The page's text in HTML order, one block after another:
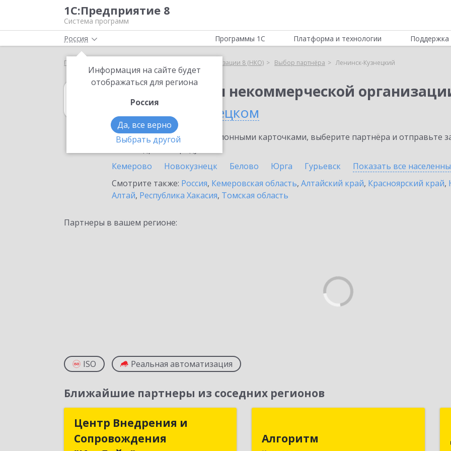
1С:Предприятие 8
Система программ
Россия
Информация на сайте будет
отображаться для региона
Россия
Да, все верно
Выбрать другой
Программы 1С Платформа и технологии Поддержка
Главная 1С:Бухгалтерия некоммерческой организации 8 (НКО) Выбор партнёра Ленинск-Кузнецкий
1С:Бухгалтерия некоммерческой
в Ленинск-Кузнецком
Ознакомьтесь с информационными карточками, выберите партнёра и отправьте
Кемерово
Новокузнецк Белово Юрга Гурьевск Показать все
Смотрите также: Россия, Кемеровская область, Алтайский край, Красноярский край,
Алтай, Республика Хакасия, Томская область
Партнеры в вашем регионе:
ISO Реальная автоматизация
Ближайшие партнеры из соседних регионов
Центр Внедрения и
Сопровождения
Центр Внедрения и
Сопровождения
Алгоритм
650043, Кемеровская обл, Кемерово г,